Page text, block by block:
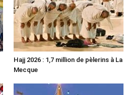
Hajj 2026 : 1,7 million de pèlerins à La
Mecque